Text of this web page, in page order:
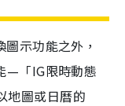
示功能之外，
—「IG限時動態
地圖或日曆的